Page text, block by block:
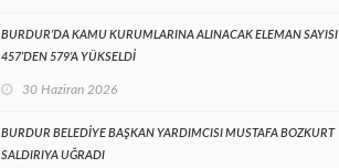
BURDUR’DA KAMU KURUMLARINA ALINACAK ELEMAN SAYISI
457’DEN 579’A YÜKSELDİ
30 Haziran 2026
BURDUR BELEDİYE BAŞKAN YARDIMCISI MUSTAFA BOZKURT
SALDIRIYA UĞRADI